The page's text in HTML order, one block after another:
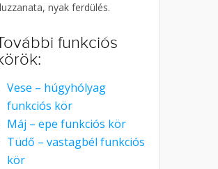
nyak ferdülés.
További funkciós
Vese – húgyhólyag
funkciós kör
Máj – epe funkciós kör
Tüdő – vastagbél funkciós
kör